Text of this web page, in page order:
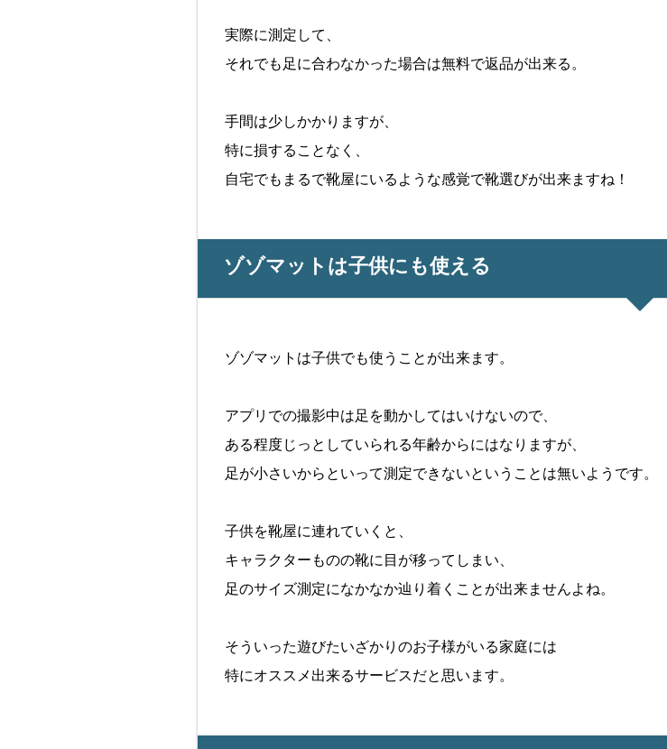
実際に測定して、
それでも足に合わなかった場合は無料で返品が出来る。
手間は少しかかりますが、
特に損することなく、
自宅でもまるで靴屋にいるような感覚で靴選びが出来ますね！
ゾゾマットは子供にも使える
ゾゾマットは子供でも使うことが出来ます。
アプリでの撮影中は足を動かしてはいけないので、
ある程度じっとしていられる年齢からにはなりますが、
足が小さいからといって測定できないということは無いようです。
子供を靴屋に連れていくと、
キャラクターものの靴に目が移ってしまい、
足のサイズ測定になかなか辿り着くことが出来ませんよね。
そういった遊びたいざかりのお子様がいる家庭には
特にオススメ出来るサービスだと思います。